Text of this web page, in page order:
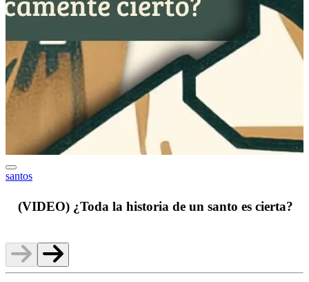
santos
(VIDEO) ¿Toda la historia de un santo es cierta?